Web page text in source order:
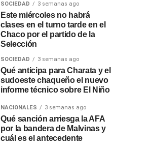
SOCIEDAD 3 semanas ago
Este miércoles no habrá
clases en el turno tarde en el
Chaco por el partido de la
Selección
SOCIEDAD 3 semanas ago
Qué anticipa para Charata y el
sudoeste chaqueño el nuevo
informe técnico sobre El Niño
NACIONALES 3 semanas ago
Qué sanción arriesga la AFA
por la bandera de Malvinas y
cuál es el antecedente